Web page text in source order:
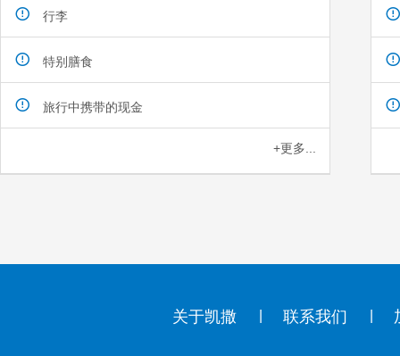
行李
特别膳食
旅行中携带的现金
+更多...
关于凯撒 联系我们